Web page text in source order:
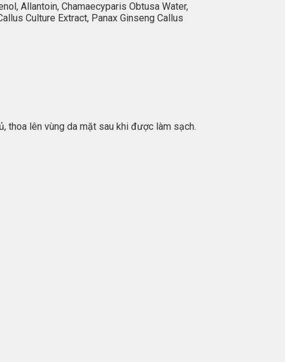
Allantoin, Chamaecyparis Obtusa Water,
Culture Extract, Panax Ginseng Callus
thoa lên vùng da mặt sau khi được làm sạch.